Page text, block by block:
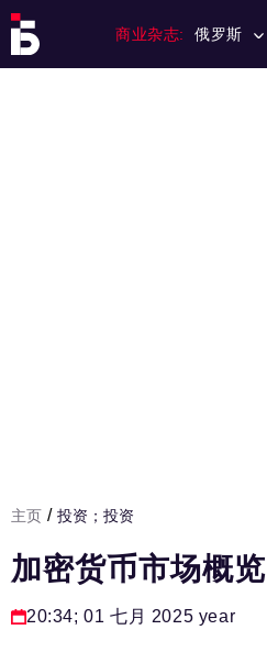
商业杂志: 俄罗斯
人力资源部
房间人
主页 / 投资；投资
加密货币市场概览
20:34; 01 七月 2025 year